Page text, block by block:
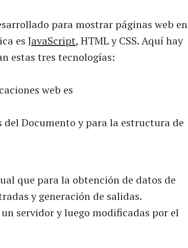
para mostrar páginas web en
es JavaScript, HTML y CSS. Aquí hay
estas tres tecnologías:
web es
del Documento y para la estructura de
que para la obtención de datos de
y generación de salidas.
servidor y luego modificadas por el